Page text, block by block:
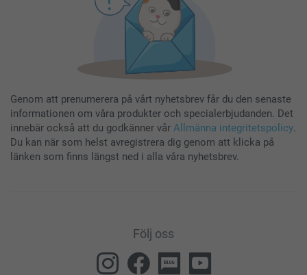
Genom att prenumerera på vårt nyhetsbrev får du den senaste
informationen om våra produkter och specialerbjudanden. Det
innebär också att du godkänner vår Allmänna integritetspolicy.
Du kan när som helst avregistrera dig genom att klicka på
länken som finns längst ned i alla våra nyhetsbrev.
Följ oss